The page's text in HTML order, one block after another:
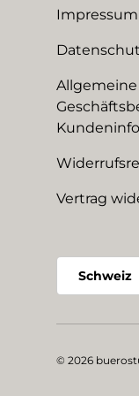
Impressum
Allgemeine
Vertrag
Schweiz
© 2026